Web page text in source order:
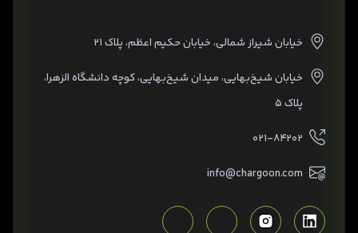
خیابان شیراز شمالی، خیابان حکیم اعظم، پلاک ۲۱
خیابان شیخ‌بهایی، میدان شیخ‌بهایی، کوچه دانشگاه الزهرا،
پلاک ۵
۰۲۱-۸۴۲۰۲
info@chargoon.com